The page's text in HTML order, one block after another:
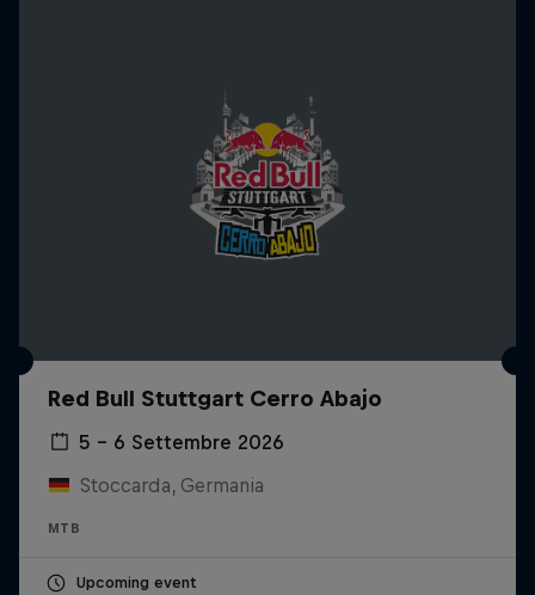
Red Bull Stuttgart Cerro Abajo
5 – 6 Settembre 2026
Stoccarda, Germania
MTB
Upcoming event